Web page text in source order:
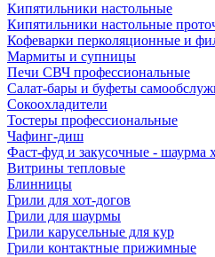
Кипятильники настольные
Кипятильники настольные
Кофеварки перколяционные и
Мармиты и супницы
Печи СВЧ профессиональные
Салат-бары и буфеты
Сокоохладители
Тостеры профессиональные
Чафинг-диш
Фаст-фуд и закусочные - шаурма
Витрины тепловые
Блинницы
Грили для хот-догов
Грили для шаурмы
Грили карусельные для кур
Грили контактные прижимные